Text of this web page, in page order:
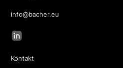
info@bacher.eu
Kontakt